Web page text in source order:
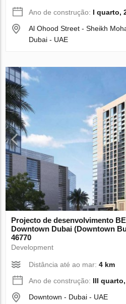
Ano de construção: I quarto,
Al Ohood Street - Sheikh
Dubai - UAE
Projecto de desenvolvimento
Downtown Dubai (Downtown
46770
Development
Distância até ao mar:4 km
Ano de construção: III
Downtown - Dubai - UAE